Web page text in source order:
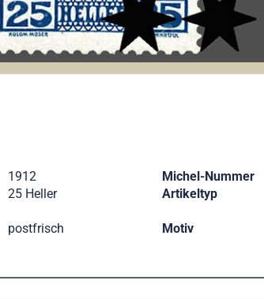
1912 Michel-Nummer
25 Heller Artikeltyp
postfrisch Motiv